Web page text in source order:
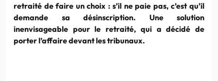
retraité de faire un choix : s’il ne paie pas, c’est qu’il
demande sa désinscription. Une solution
inenvisageable pour le retraité, qui a décidé de
porter l’affaire devant les tribunaux.